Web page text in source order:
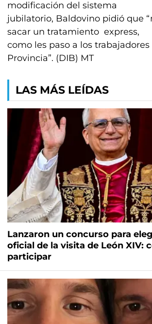
modificación del sistema
jubilatorio, Baldovino pidió que
sacar un tratamiento express,
como les paso a los
Provincia”. (DIB) MT
LAS MÁS LEÍDAS
Lanzaron un concurso para
oficial de la visita de León XIV:
participar